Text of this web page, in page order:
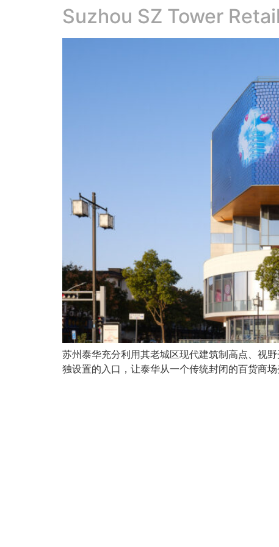
Suzhou SZ Tower
苏州泰华充分利用其老城区现代建筑制高点、视
独设置的入口，让泰华从一个传统封闭的百货商